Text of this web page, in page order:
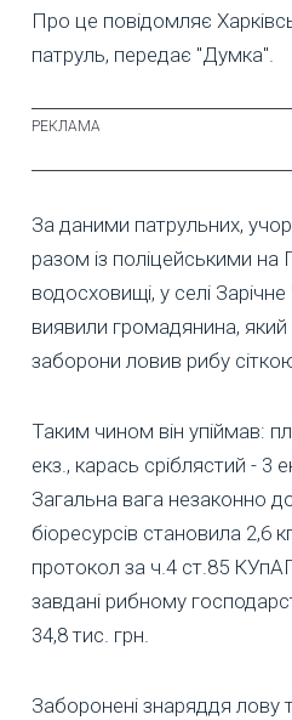
Про це повідомляє
патруль, передає "Думка".
За даними патрульних,
разом із поліцейськими на
водосховищі, у селі
виявили громадянина, який
заборони ловив рибу
Таким чином він упіймав:
екз., карась сріблястий - 3
Загальна вага незаконно
біоресурсів становила 2,6
протокол за ч.4 ст.85
завдані рибному
34,8 тис. грн.
Заборонені знаряддя лову